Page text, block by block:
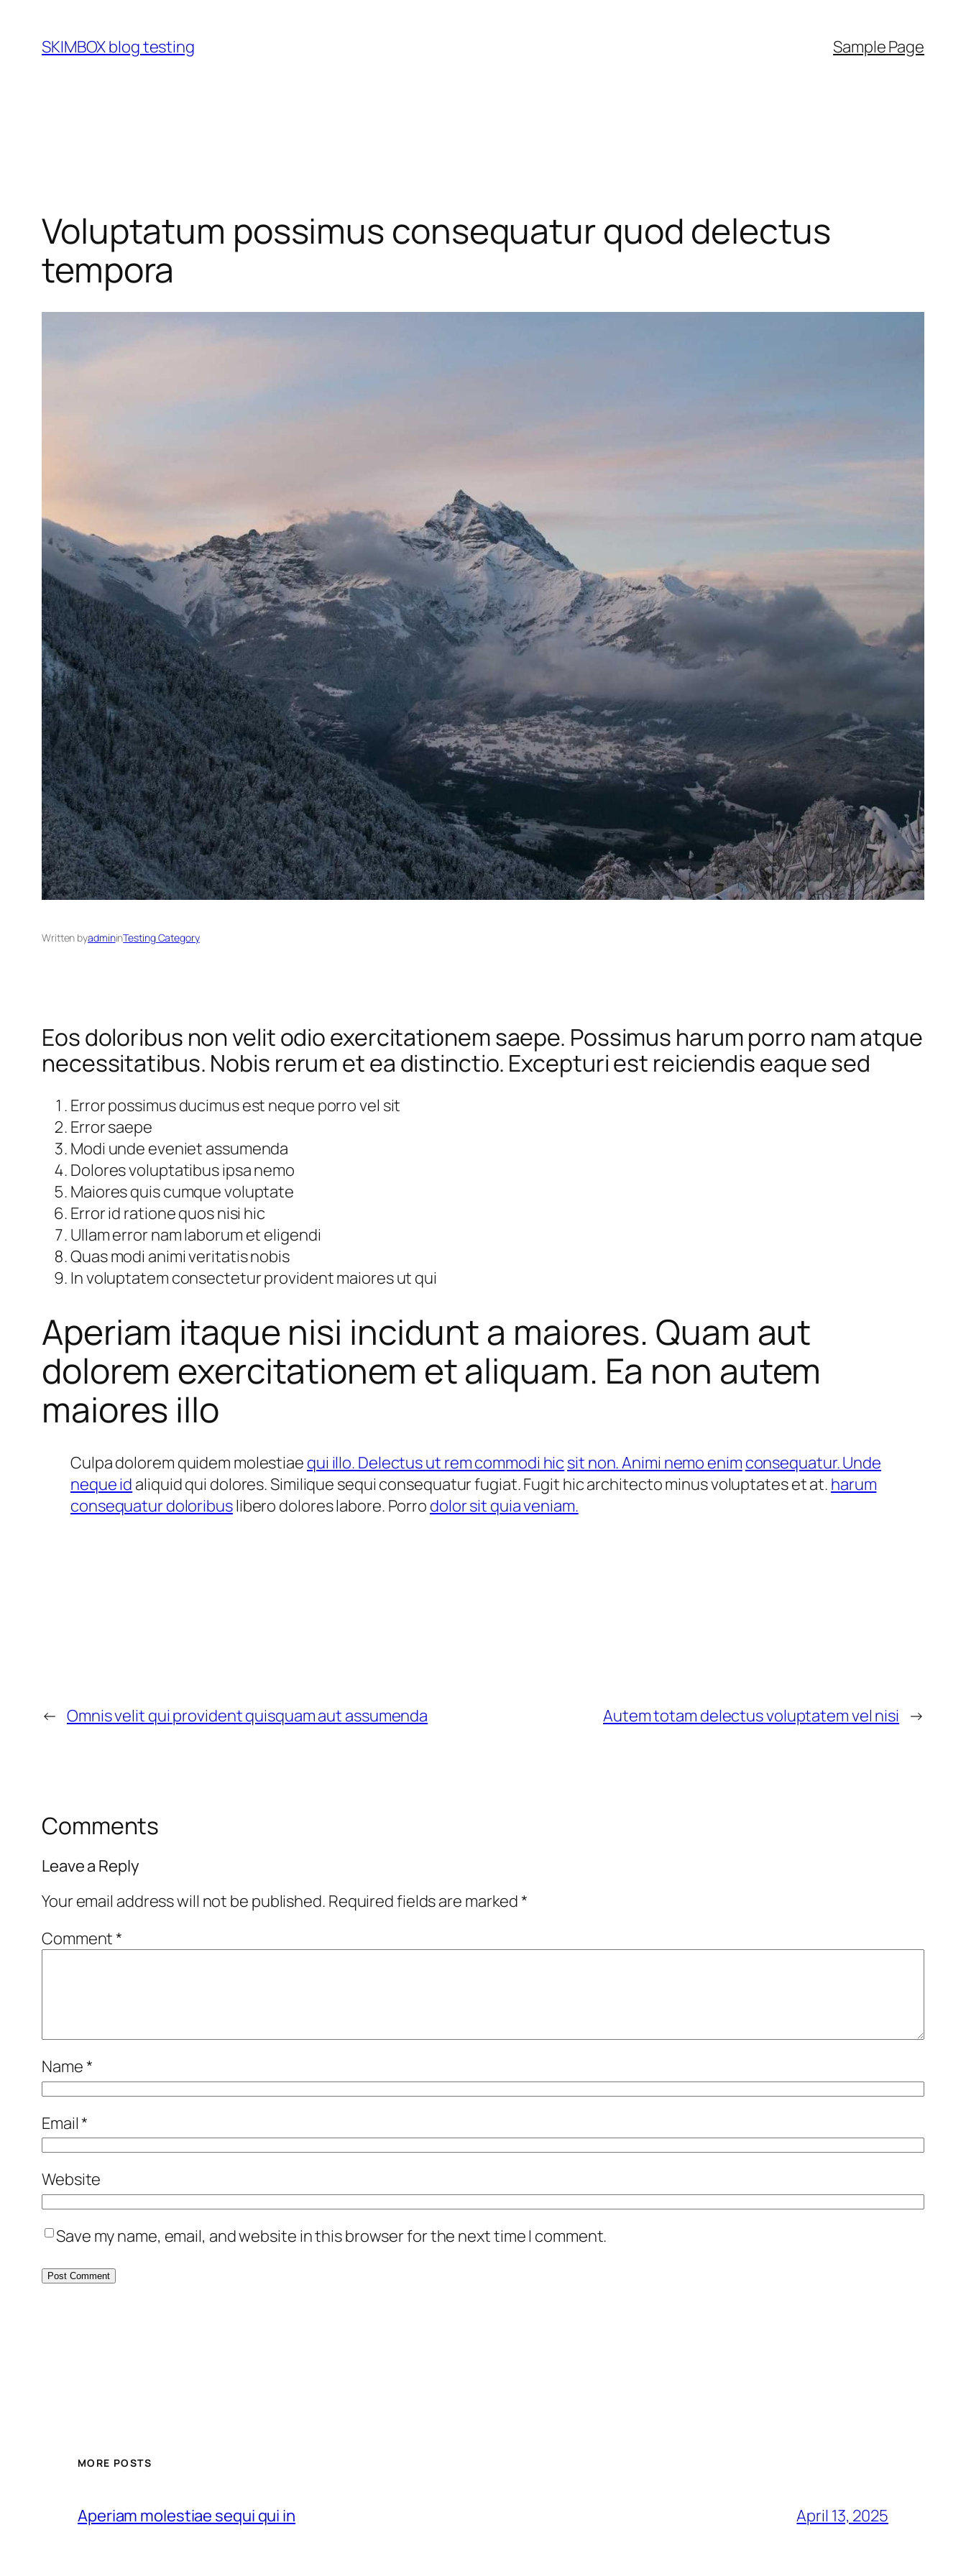
content
SKIMBOX blog testing Sample Page
Voluptatum possimus consequatur quod delectus
tempora
Written byadmininTesting Category
Eos doloribus non velit odio exercitationem saepe. Possimus harum porro nam atque
necessitatibus. Nobis rerum et ea distinctio. Excepturi est reiciendis eaque sed
Error possimus ducimus est neque porro vel sit
Error saepe
Modi unde eveniet assumenda
Dolores voluptatibus ipsa nemo
Maiores quis cumque voluptate
Error id ratione quos nisi hic
Ullam error nam laborum et eligendi
Quas modi animi veritatis nobis
In voluptatem consectetur provident maiores ut qui
Aperiam itaque nisi incidunt a maiores. Quam aut
dolorem exercitationem et aliquam. Ea non autem
maiores illo
Culpa dolorem quidem molestiae qui illo. Delectus ut rem commodi hic sit non. Animi nemo enim consequatur. Unde
neque id aliquid qui dolores. Similique sequi consequatur fugiat. Fugit hic architecto minus voluptates et at. harum
consequatur doloribuslibero dolores labore. Porro dolor sit quia veniam.
← Omnis velit qui provident quisquam aut assumenda Autem totam delectus voluptatem vel nisi →
Comments
Leave a Reply
Your email address will not be published. Required fields are marked*
Comment*
Name*
Email*
Website
Save my name, email, and website in this browser for the next time I comment.
MORE POSTS
Aperiam molestiae sequi qui in April 13, 2025